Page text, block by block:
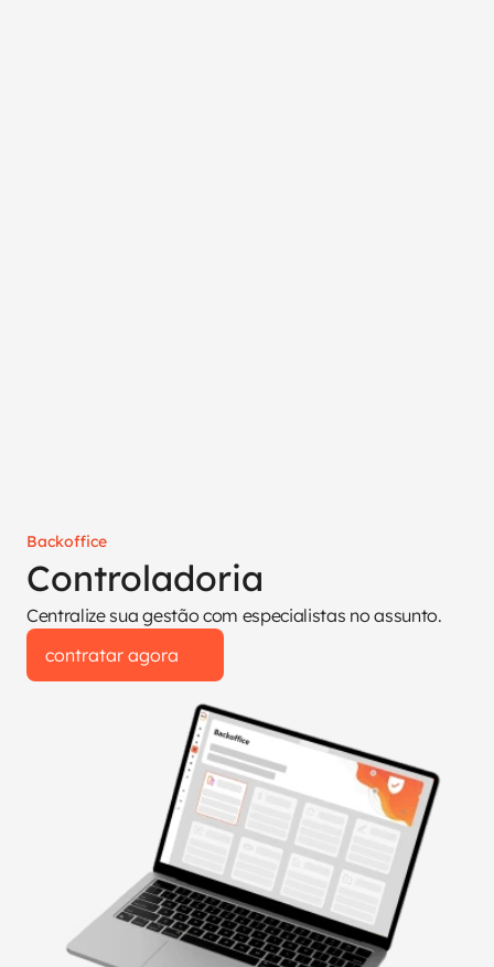
Backoffice
Controladoria
Centralize sua gestão com especialistas no assunto.
contratar agora
contratar agora